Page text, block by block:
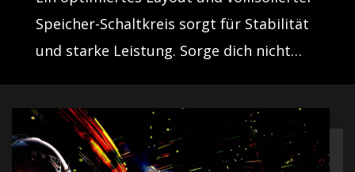
Speicher-Schaltkreis sorgt für Stabilität
und starke Leistung. Sorge dich nicht
mit MSI DDR4 BOOST.